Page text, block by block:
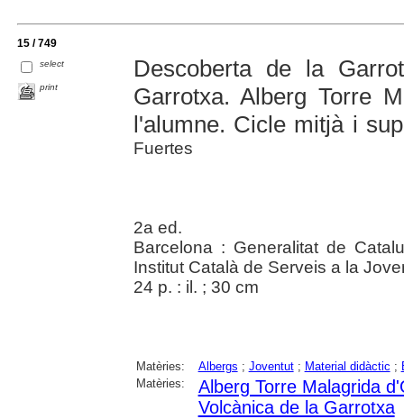
15 / 749
select
print
Descoberta de la
Garrotxa. Alberg Torre
l'alumne. Cicle mitjà i
Fuertes
2a ed.
Barcelona : Generalitat de
Institut Català de Serveis a la
24 p. : il. ; 30 cm
Matèries: Albergs ; Joventut; Material didàctic ;
Matèries:
Alberg Torre Malagrida
Volcànica de la Garrotxa